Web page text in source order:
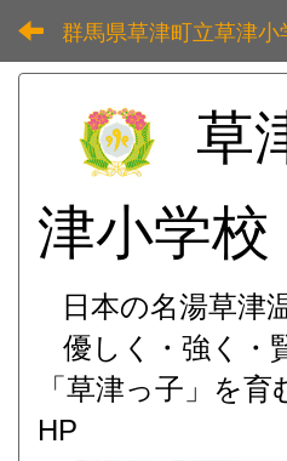
群馬県草津町立草津小
草
津小学校
日本の名湯草津
優しく・強く・
「草津っ子」を育
HP